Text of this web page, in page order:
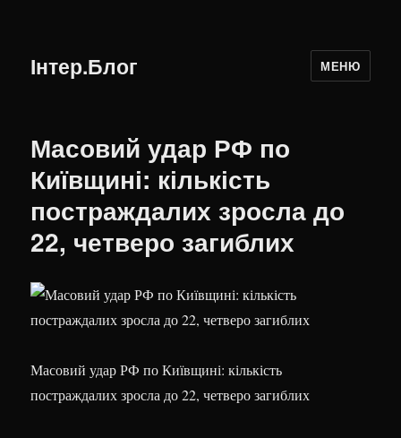
Інтер.Блог МЕНЮ
Масовий удар РФ по
Київщині: кількість
постраждалих зросла до
22, четверо загиблих
Масовий удар РФ по Київщині: кількість
постраждалих зросла до 22, четверо загиблих